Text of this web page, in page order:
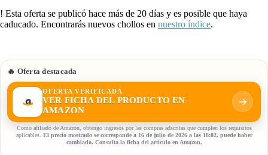
! Esta oferta se publicó hace más de 20 días y es posible que haya
caducado. Encontrarás nuevos chollos en nuestro índice.
🔥 Oferta destacada
OFERTA VERIFICADA
VER FICHA DEL PRODUCTO EN
AMAZON
Como afiliado de Amazon, obtengo ingresos por las compras adscritas que cumplen los requisitos
aplicables. El precio mostrado se corresponde a 16 de julio de 2026 a las 18:02, puede haber
cambiado. Consulta la ficha del artículo en Amazon.